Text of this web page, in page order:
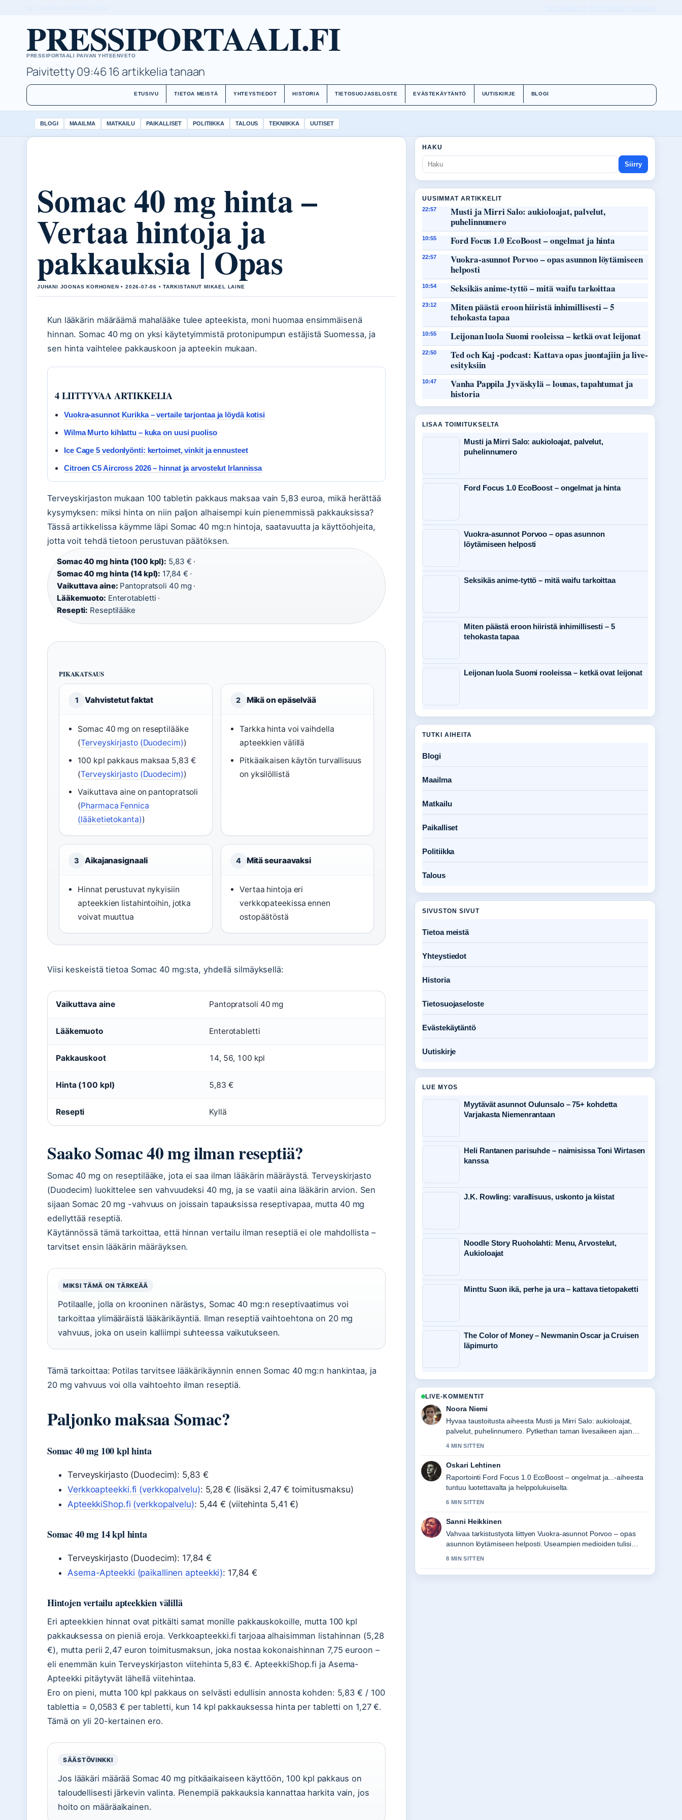
PRESSIPORTAALI.FI
PRESSIPORTAALI PAIVAN YHTEENVETO
Paivitetty 09:4616 artikkelia tanaan
ETUSIVU TIETOA MEISTÄ YHTEYSTIEDOT HISTORIA TIETOSUOJASELOSTE EVÄSTEKÄYTÄNTÖ UUTISKIRJE BLOGI
BLOGI MAAILMA MATKAILU PAIKALLISET POLITIIKKA TALOUS TEKNIIKKA UUTISET
Somac 40 mg hinta –
Vertaa hintoja ja
pakkauksia | Opas
JUHANI JOONAS KORHONEN • 2026-07-06 • TARKISTANUT MIKAEL LAINE
Kun lääkärin määräämä mahalääke tulee apteekista, moni huomaa ensimmäisenä
hinnan. Somac 40 mg on yksi käytetyimmistä protonipumpun estäjistä Suomessa, ja
sen hinta vaihtelee pakkauskoon ja apteekin mukaan.
4 LIITTYVAA ARTIKKELIA
Vuokra-asunnot Kurikka – vertaile tarjontaa ja löydä kotisi
Wilma Murto kihlattu – kuka on uusi puoliso
Ice Cage 5 vedonlyönti: kertoimet, vinkit ja ennusteet
Citroen C5 Aircross 2026 – hinnat ja arvostelut Irlannissa
Terveyskirjaston mukaan 100 tabletin pakkaus maksaa vain 5,83 euroa, mikä herättää
kysymyksen: miksi hinta on niin paljon alhaisempi kuin pienemmissä pakkauksissa?
Tässä artikkelissa käymme läpi Somac 40 mg:n hintoja, saatavuutta ja käyttöohjeita,
jotta voit tehdä tietoon perustuvan päätöksen.
Somac 40 mg hinta (100 kpl): 5,83 € ·
Somac 40 mg hinta (14 kpl): 17,84 € ·
Vaikuttava aine: Pantopratsoli 40 mg ·
Lääkemuoto: Enterotabletti ·
Resepti: Reseptilääke
PIKAKATSAUS
1 Vahvistetut faktat
Somac 40 mg on reseptilääke
(Terveyskirjasto (Duodecim))
100 kpl pakkaus maksaa 5,83 €
(Terveyskirjasto (Duodecim))
Vaikuttava aine on pantopratsoli
(Pharmaca Fennica
(lääketietokanta))
2 Mikä on epäselvää
Tarkka hinta voi vaihdella
apteekkien välillä
Pitkäaikaisen käytön turvallisuus
on yksilöllistä
3 Aikajanasignaali
Hinnat perustuvat nykyisiin
apteekkien listahintoihin, jotka
voivat muuttua
4 Mitä seuraavaksi
Vertaa hintoja eri
verkkopateekissa ennen
ostopäätöstä
Viisi keskeistä tietoa Somac 40 mg:sta, yhdellä silmäyksellä:
Vaikuttava aine Pantopratsoli 40 mg
Lääkemuoto Enterotabletti
Pakkauskoot 14, 56, 100 kpl
Hinta (100 kpl) 5,83 €
Resepti Kyllä
Saako Somac 40 mg ilman reseptiä?
Somac 40 mg on reseptilääke, jota ei saa ilman lääkärin määräystä. Terveyskirjasto
(Duodecim) luokittelee sen vahvuudeksi 40 mg, ja se vaatii aina lääkärin arvion. Sen
sijaan Somac 20 mg -vahvuus on joissain tapauksissa reseptivapaa, mutta 40 mg
edellyttää reseptiä.
Käytännössä tämä tarkoittaa, että hinnan vertailu ilman reseptiä ei ole mahdollista –
tarvitset ensin lääkärin määräyksen.
MIKSI TÄMÄ ON TÄRKEÄÄ
Potilaalle, jolla on krooninen närästys, Somac 40 mg:n reseptivaatimus voi
tarkoittaa ylimääräistä lääkärikäyntiä. Ilman reseptiä vaihtoehtona on 20 mg
vahvuus, joka on usein kalliimpi suhteessa vaikutukseen.
Tämä tarkoittaa: Potilas tarvitsee lääkärikäynnin ennen Somac 40 mg:n hankintaa, ja
20 mg vahvuus voi olla vaihtoehto ilman reseptiä.
Paljonko maksaa Somac?
Somac 40 mg 100 kpl hinta
Terveyskirjasto (Duodecim): 5,83 €
Verkkoapteekki.fi (verkkopalvelu): 5,28 € (lisäksi 2,47 € toimitusmaksu)
ApteekkiShop.fi (verkkopalvelu): 5,44 € (viitehinta 5,41 €)
Somac 40 mg 14 kpl hinta
Terveyskirjasto (Duodecim): 17,84 €
Asema-Apteekki (paikallinen apteekki): 17,84 €
Hintojen vertailu apteekkien välillä
Eri apteekkien hinnat ovat pitkälti samat monille pakkauskokoille, mutta 100 kpl
pakkauksessa on pieniä eroja. Verkkoapteekki.fi tarjoaa alhaisimman listahinnan (5,28
€), mutta perii 2,47 euron toimitusmaksun, joka nostaa kokonaishinnan 7,75 euroon –
eli enemmän kuin Terveyskirjaston viitehinta 5,83 €. ApteekkiShop.fi ja Asema-
Apteekki pitäytyvät lähellä viitehintaa.
Ero on pieni, mutta 100 kpl pakkaus on selvästi edullisin annosta kohden: 5,83 € / 100
tablettia = 0,0583 € per tabletti, kun 14 kpl pakkauksessa hinta per tabletti on 1,27 €.
Tämä on yli 20-kertainen ero.
SÄÄSTÖVINKKI
Jos lääkäri määrää Somac 40 mg pitkäaikaiseen käyttöön, 100 kpl pakkaus on
taloudellisesti järkevin valinta. Pienempiä pakkauksia kannattaa harkita vain, jos
hoito on määräaikainen.
HAKU
Siirry
UUSIMMAT ARTIKKELIT
22:57
Musti ja Mirri Salo: aukioloajat, palvelut,
puhelinnumero
10:55 Ford Focus 1.0 EcoBoost – ongelmat ja hinta
22:57
Vuokra-asunnot Porvoo – opas asunnon löytämiseen
helposti
10:54 Seksikäs anime-tyttö – mitä waifu tarkoittaa
23:12
Miten päästä eroon hiiristä inhimillisesti – 5
tehokasta tapaa
10:55 Leijonan luola Suomi rooleissa – ketkä ovat leijonat
22:50
Ted och Kaj -podcast: Kattava opas juontajiin ja live-
esityksiin
10:47
Vanha Pappila Jyväskylä – lounas, tapahtumat ja
historia
LISAA TOIMITUKSELTA
Musti ja Mirri Salo: aukioloajat, palvelut,
puhelinnumero
Ford Focus 1.0 EcoBoost – ongelmat ja hinta
Vuokra-asunnot Porvoo – opas asunnon
löytämiseen helposti
Seksikäs anime-tyttö – mitä waifu tarkoittaa
Miten päästä eroon hiiristä inhimillisesti – 5
tehokasta tapaa
Leijonan luola Suomi rooleissa – ketkä ovat leijonat
TUTKI AIHEITA
Blogi
Maailma
Matkailu
Paikalliset
Politiikka
Talous
SIVUSTON SIVUT
Tietoa meistä
Yhteystiedot
Historia
Tietosuojaseloste
Evästekäytäntö
Uutiskirje
LUE MYOS
Myytävät asunnot Oulunsalo – 75+ kohdetta
Varjakasta Niemenrantaan
Heli Rantanen parisuhde – naimisissa Toni Wirtasen
kanssa
J.K. Rowling: varallisuus, uskonto ja kiistat
Noodle Story Ruoholahti: Menu, Arvostelut,
Aukioloajat
Minttu Suon ikä, perhe ja ura – kattava tietopaketti
The Color of Money – Newmanin Oscar ja Cruisen
läpimurto
LIVE-KOMMENTIT
Noora Niemi
Hyvaa taustoitusta aiheesta Musti ja Mirri Salo: aukioloajat,
palvelut, puhelinnumero. Pytkethan taman livesaikeen ajan
4 MIN SITTEN
Oskari Lehtinen
Raportointi Ford Focus 1.0 EcoBoost – ongelmat ja...-aiheesta
tuntuu luotettavalta ja helppolukuiselta.
6 MIN SITTEN
Sanni Heikkinen
Vahvaa tarkistustyota liittyen Vuokra-asunnot Porvoo – opas
asunnon löytämiseen helposti. Useampien medioiden tulisi
8 MIN SITTEN